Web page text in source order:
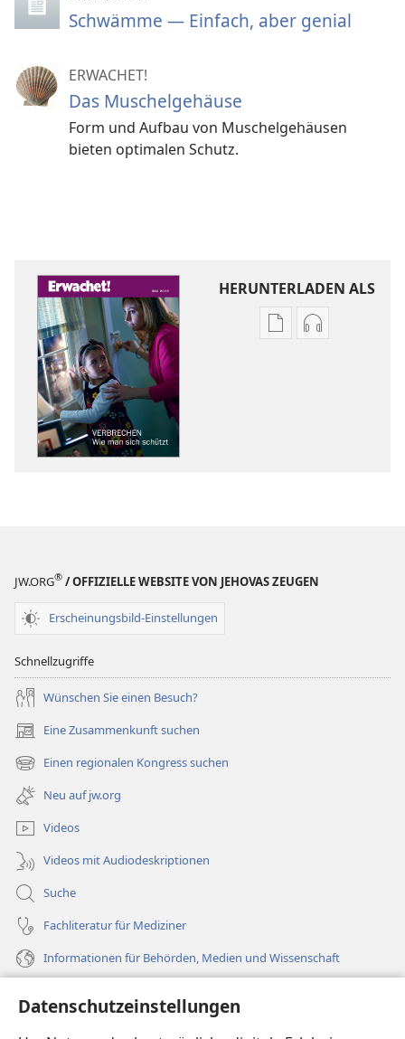
Datenschutzeinstellungen
Schwämme — Einfach, aber genial
ERWACHET!
Das Muschelgehäuse
Form und Aufbau von Muschelgehäusen
bieten optimalen Schutz.
HERUNTERLADEN ALS
JW.ORG® / OFFIZIELLE WEBSITE VON JEHOVAS ZEUGEN
Erscheinungsbild-Einstellungen
Schnellzugriffe
Wünschen Sie einen Besuch?
Eine Zusammenkunft suchen
(öffnet
neues
Fenster)
Einen regionalen Kongress suchen
(öffnet
neues
Fenster)
Neu auf jw.org
Videos
Videos mit Audiodeskriptionen
Suche
Fachliteratur für Mediziner
Informationen für Behörden, Medien und Wissenschaft
Spenden